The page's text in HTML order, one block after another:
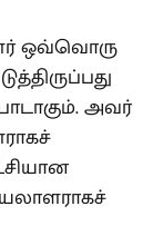
ஒவ்வொரு
அவர்